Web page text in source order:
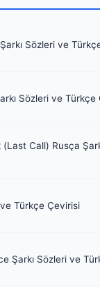
Sözleri ve
Sözleri ve Türkçe
Call) Rusça
Türkçe Çevirisi
Şarkı Sözleri ve